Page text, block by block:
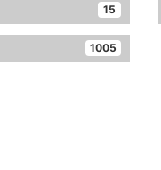
15
1005